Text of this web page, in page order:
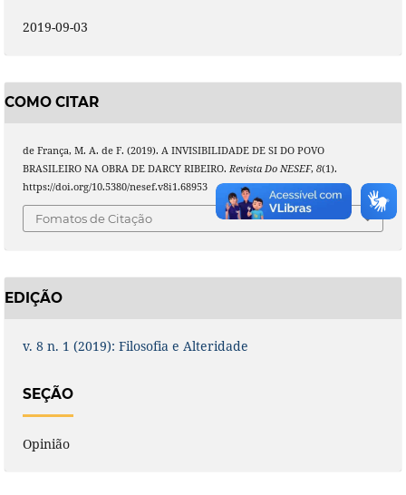
2019-09-03
COMO CITAR
de França, M. A. de F. (2019). A INVISIBILIDADE DE SI DO POVO
BRASILEIRO NA OBRA DE DARCY RIBEIRO. Revista Do NESEF, 8(1).
https://doi.org/10.5380/nesef.v8i1.68953
Fomatos de Citação
EDIÇÃO
v. 8 n. 1 (2019): Filosofia e Alteridade
SEÇÃO
Opinião